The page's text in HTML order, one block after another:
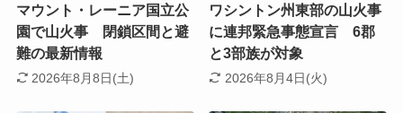
マウント・レーニア国立公
園で山火事 閉鎖区間と避
難の最新情報
2026年8月8日(土)
ワシントン州東部の山火事
に連邦緊急事態宣言 6郡
と3部族が対象
2026年8月4日(火)